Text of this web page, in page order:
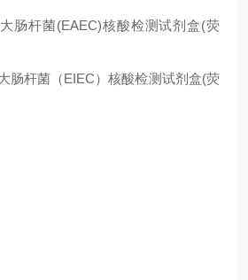
肠杆菌(EAEC)核酸检测试剂盒(荧
肠杆菌（EIEC）核酸检测试剂盒(荧